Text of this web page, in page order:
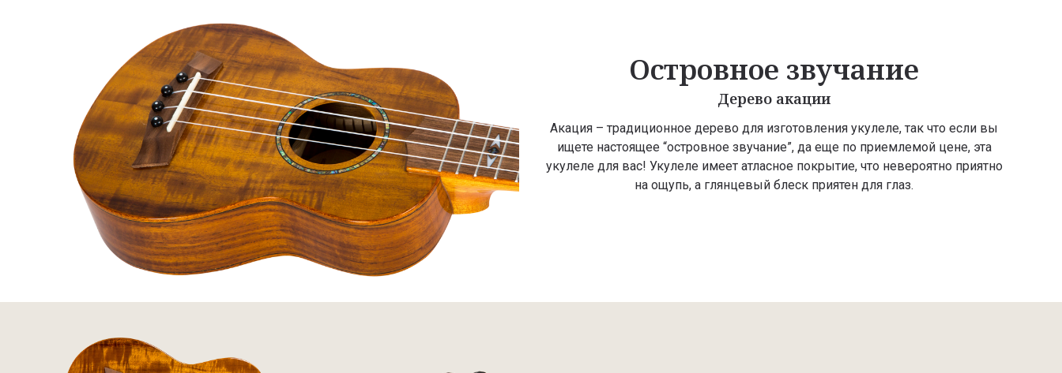
Островное звучание
Дерево акации
Акация – традиционное дерево для изготовления укулеле, так что если вы
ищете настоящее “островное звучание”, да еще по приемлемой цене, эта
укулеле для вас! Укулеле имеет атласное покрытие, что невероятно приятно
на ощупь, а глянцевый блеск приятен для глаз.